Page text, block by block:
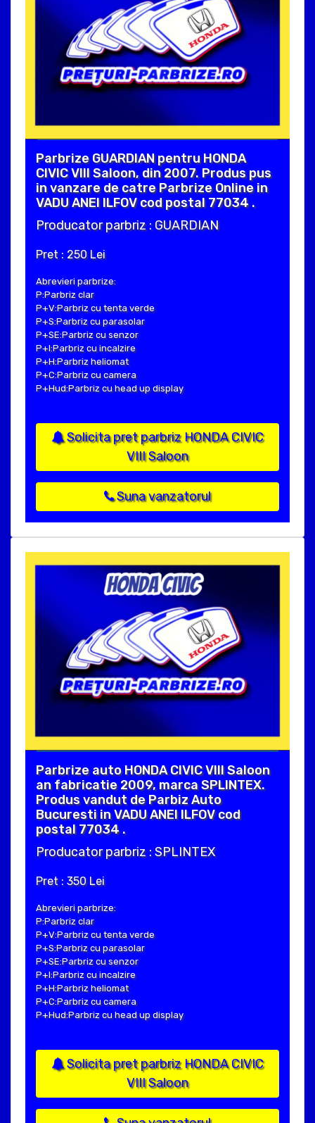
Parbrize GUARDIAN pentru HONDA
CIVIC VIII Saloon, din 2007. Produs pus
in vanzare de catre Parbrize Online in
VADU ANEI ILFOV cod postal 77034 .
Producator parbriz : GUARDIAN
Pret : 250 Lei
Abrevieri parbrize:
P:Parbriz clar
P+V:Parbriz cu tenta verde
P+S:Parbriz cu parasolar
P+SE:Parbriz cu senzor
P+I:Parbriz cu incalzire
P+H:Parbriz heliomat
P+C:Parbriz cu camera
P+Hud:Parbriz cu head up display
Solicita pret parbriz HONDA CIVIC
VIII Saloon
Suna vanzatorul
Parbrize auto HONDA CIVIC VIII Saloon
an fabricatie 2009, marca SPLINTEX.
Produs vandut de Parbiz Auto
Bucuresti in VADU ANEI ILFOV cod
postal 77034 .
Producator parbriz : SPLINTEX
Pret : 350 Lei
Abrevieri parbrize:
P:Parbriz clar
P+V:Parbriz cu tenta verde
P+S:Parbriz cu parasolar
P+SE:Parbriz cu senzor
P+I:Parbriz cu incalzire
P+H:Parbriz heliomat
P+C:Parbriz cu camera
P+Hud:Parbriz cu head up display
Solicita pret parbriz HONDA CIVIC
VIII Saloon